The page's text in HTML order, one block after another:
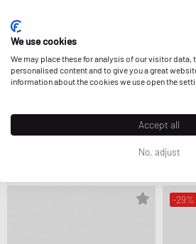
crocs
55,99 €
-29%
We use cookies
We may place these for analysis of our visitor
personalised content and to give you a great
information about the cookies we use open the
Accept all
No, adjust